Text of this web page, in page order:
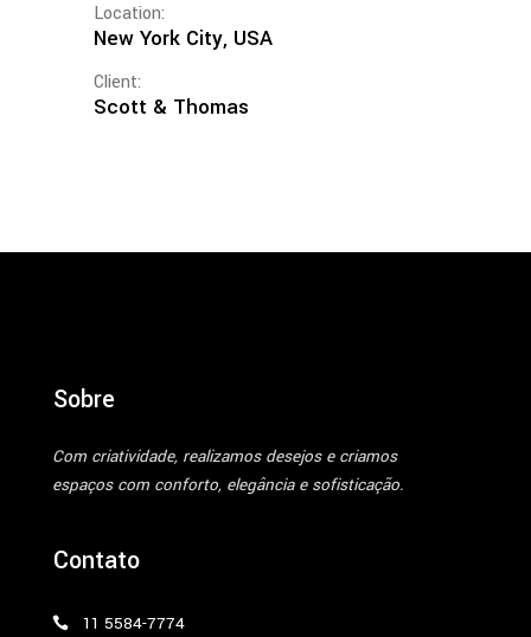
Location:
New York City, USA
Client:
Scott & Thomas
Sobre
Com criatividade, realizamos desejos e criamos
espaços com conforto, elegância e sofisticação.
Contato
11 5584-7774